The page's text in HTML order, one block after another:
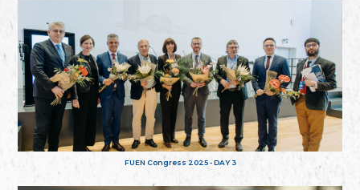
FUEN Congress 2025 - DAY 3